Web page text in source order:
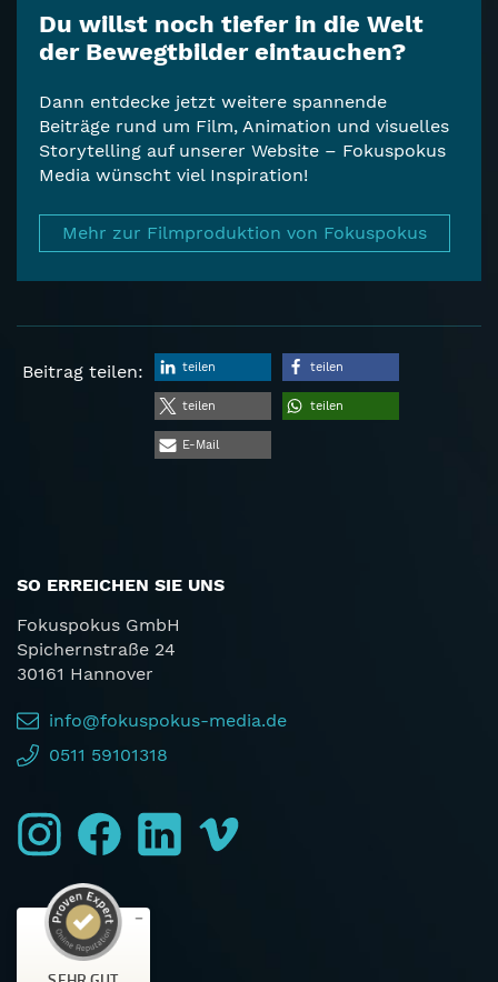
Du willst noch tiefer in die Welt
der Bewegtbilder eintauchen?
Dann entdecke jetzt weitere spannende
Beiträge rund um Film, Animation und visuelles
Storytelling auf unserer Website – Fokuspokus
Media wünscht viel Inspiration!
Mehr zur Filmproduktion von Fokuspokus
Beitrag teilen: teilen teilen
teilen teilen
E-Mail
SO ERREICHEN SIE UNS
Fokuspokus GmbH
Spichernstraße 24
30161 Hannover
info@fokuspokus-media.de
0511 59101318